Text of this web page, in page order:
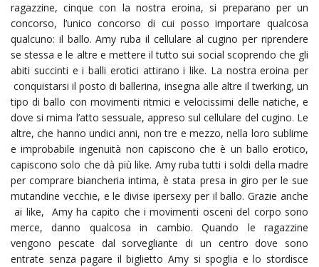
ragazzine, cinque con la nostra eroina, si preparano per un
concorso, l’unico concorso di cui posso importare qualcosa
qualcuno: il ballo. Amy ruba il cellulare al cugino per riprendere
se stessa e le altre e mettere il tutto sui social scoprendo che gli
abiti succinti e i balli erotici attirano i like. La nostra eroina per
conquistarsi il posto di ballerina, insegna alle altre il twerking, un
tipo di ballo con movimenti ritmici e velocissimi delle natiche, e
dove si mima l’atto sessuale, appreso sul cellulare del cugino. Le
altre, che hanno undici anni, non tre e mezzo, nella loro sublime
e improbabile ingenuità non capiscono che è un ballo erotico,
capiscono solo che dà più like. Amy ruba tutti i soldi della madre
per comprare biancheria intima, è stata presa in giro per le sue
mutandine vecchie, e le divise ipersexy per il ballo. Grazie anche
ai like, Amy ha capito che i movimenti osceni del corpo sono
merce, danno qualcosa in cambio. Quando le ragazzine
vengono pescate dal sorvegliante di un centro dove sono
entrate senza pagare il biglietto Amy si spoglia e lo stordisce